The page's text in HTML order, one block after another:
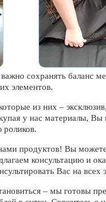
сохранять баланс
элементов.
из них –
у нас материалы,
продуктов! Вы
консультацию и
Вас на всех
– мы готовы